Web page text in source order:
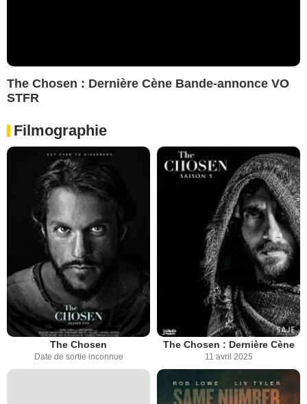
The Chosen : Dernière Cène Bande-annonce VO
STFR
Filmographie
The Chosen
Date de sortie inconnue
The Chosen : Dernière Cène
11 avril 2025